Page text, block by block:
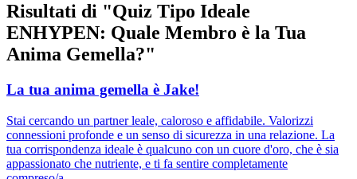
Risultati di "Quiz Tipo Ideale
ENHYPEN: Quale Membro è la Tua
Anima Gemella?"
La tua anima gemella è Jake!
Stai cercando un partner leale, caloroso e affidabile. Valorizzi
connessioni profonde e un senso di sicurezza in una relazione. La
tua corrispondenza ideale è qualcuno con un cuore d'oro, che è sia
appassionato che nutriente, e ti fa sentire completamente